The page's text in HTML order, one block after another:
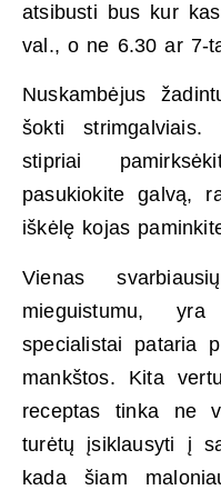
atsibusti bus kur
val., o ne 6.30 ar 7-
Nuskambėjus
šokti
stipriai
pasukiokite galvą,
iškėlę kojas
Vienas
mieguistumu,
specialistai pataria
mankštos. Kita
receptas tinka ne
turėtų įsiklausyti į
kada šiam